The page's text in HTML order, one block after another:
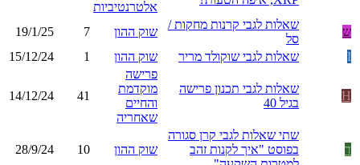
אלטרנטיביות
ש
שאלות לגבי קרנות מחקות /
סל
שוק ההון 7
19/1/25
I
שאלות לגבי שוקולד מריר שוק ההון 1
15/12/24
H
שאלות לגבי תכנון פרישה
בגיל 40
פרישה
מוקדמת
והחיים
שאחריה
41
14/12/24
ד
שתי שאלות לגבי קרן סגורה
בפוסט "איך לקנות זהב
שוק ההון 10
28/9/24